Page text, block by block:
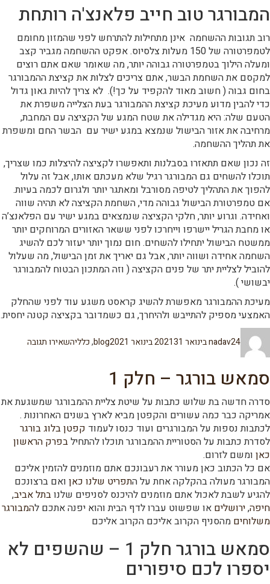
המבורגר טוב חייב פלאנצ'ה רותחת
רוב תגובות ההשחמה אינן מתחילות להתרחש לפני שהמזון מחומם
לטמפרטורה של 150 מעלות צלסיוס. אפקט ההשחמה מגביר קצב
ומעלה הילוך בטמפרטורה גבוהה יותר, מה שאומר שאם אתם רוצים
למקסם את השחמת הבשר, אתם צריכים לצלות את קציצת ההמבורגר
בחום גבוה ( חשוב מאוד להקפיד על כך!). לא צריך להיות גאון גדול
כדי להבין מדוע מעיכת קציצת ההמבורגר בעת הצלייה משפרת את
הטעם שלה: היא מגדילה את שטח המגע של הקציצה עם המחבת,
מרחיבה את אזור הבישול שנמצא במגע ישיר עם הבשר החם ומשפרת
את תהליך ההשחמה.
זה נכון שאם תתאזרו בסבלנות ותאפשרו לקציצה להיצלות כמו שצריך,
תוכלו להשחים גם המבורגר רגיל שלא מעכתם אותו, אבל זה עלול
להפוך את התהליך לטיפה מסורבל ומאתגר יותר ולגרום לכמה בעיות.
אם טמפרטורת הבישול גבוהה מדי, השחמת הקציצה לא תהיה שווה
ואחידה. וגרוע יותר, חלקי הקציצה שנמצאים במגע ישיר עם הפלאנצ’ה
או מחבת הגריל יישרפו וייחרכו לפני ששאר האזורים המרוחקים יותר
ממשטח הבישול יתחילו להשחים. חום נמוך יותר יעזור לכם להשיג
השחמה אחידה ושווה יותר, אבל גם יאריך את זמן הבישול, מה שעלול
להוביל לצליית יתר של פנים הקציצה ( וזה המתכון הבטוח להמבורגר
יבשושי ).
מעיכת ההמבורגר מאפשרת להשיג קראסט משגע עוד לפני שהחלק
האמצעי מספיק להתייבש ולהיחרך, גם כשמדובר בקציצה קטנה יחסית.
nadav
בתאריך24 בינואר 2021 31 בינואר 2021 blog
,כלליהשאירו תגובהסמאש
סמאש בורגר – חלק 1
סדרה חדשה בת שלוש כתבות על שיטת צליית ההמבורגר שמשגעת את
אמריקה כבר כמה עשורים והקפטן מביא לארץ בשנים האחרונות .
לכתבות נספות על המבורגרים ועוד כנסו לעמוד קפטן בלוג בורגר
לסדרת כתבות על הסטוריית ההמבורגר תוכלו להתחילבפרק הראשון
כאן ומשם לזרום.
אם כל הכתוב כאן מעורר את רעבונכם אתם מוזמנים להזמין אליכם
המבורגר מעולה בהקלקה אחת על התפריט שלנו כאן ואם ברצונכם
להגיע לשבת לאכול אתם מוזמנים להיכנס לסניפים שלנובתל אביב,
חיפה,ירושלים או שפשוט עברו לדף הבית והוא יפנה אתכם להמבורגר
משלוחים מהסניף הקרוב אליכם הקרוב אליכם
סמאש בורגר חלק 1 – שהשפים לא
יספרו לכם סיפורים